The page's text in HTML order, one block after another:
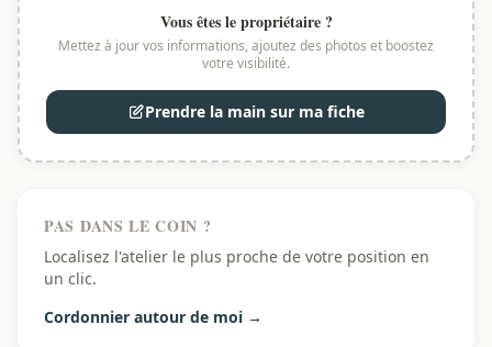
Vous êtes le propriétaire ?
Mettez à jour vos informations, ajoutez des photos et boostez
votre visibilité.
Prendre la main sur ma fiche
PAS DANS LE COIN ?
Localisez l'atelier le plus proche de votre position en
un clic.
Cordonnier autour de moi →